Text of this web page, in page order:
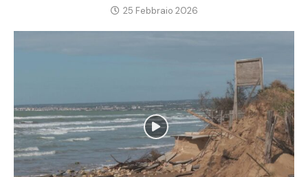
25 Febbraio 2026